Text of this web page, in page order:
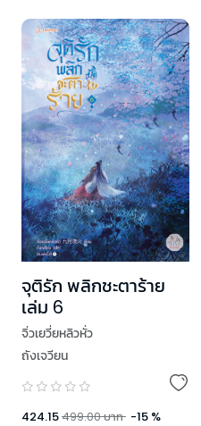
จุติรัก พลิกชะตาร้าย
เล่ม 6
จิ่วเยวี่ยหลิวหั่ว
ถังเจวียน
424.15499.00บาท -15 %